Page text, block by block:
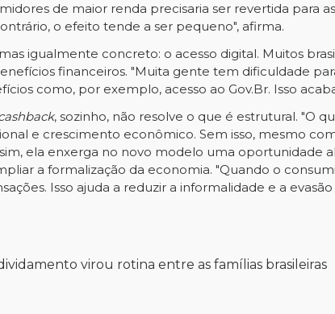
de maior renda precisaria ser revertida para
o efeito tende a ser pequeno", afirma.
igualmente concreto: o acesso digital. Muitos
financeiros. "Muita gente tem dificuldade
como, por exemplo, acesso ao Gov.Br. Isso
, sozinho, não resolve o que é estrutural. "O
e crescimento econômico. Sem isso, mesmo
ela enxerga no novo modelo uma oportunidade
a formalização da economia. "Quando o
Isso ajuda a reduzir a informalidade e a
virou rotina entre as famílias brasileiras